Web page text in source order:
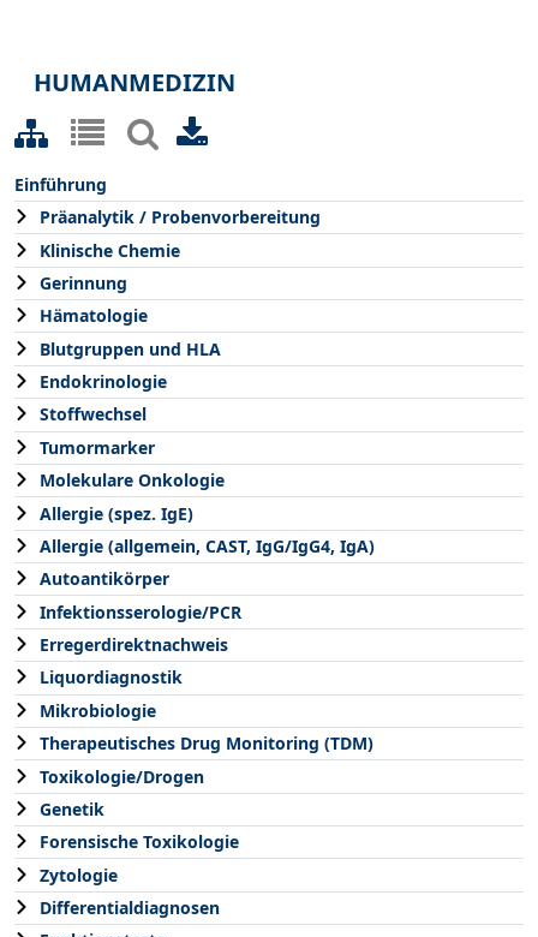
HUMANMEDIZIN
Einführung
Präanalytik / Probenvorbereitung
Klinische Chemie
Gerinnung
Hämatologie
Blutgruppen und HLA
Endokrinologie
Stoffwechsel
Tumormarker
Molekulare Onkologie
Allergie (spez. IgE)
Allergie (allgemein, CAST, IgG/IgG4, IgA)
Autoantikörper
Infektionsserologie/PCR
Erregerdirektnachweis
Liquordiagnostik
Mikrobiologie
Therapeutisches Drug Monitoring (TDM)
Toxikologie/Drogen
Genetik
Forensische Toxikologie
Zytologie
Differentialdiagnosen